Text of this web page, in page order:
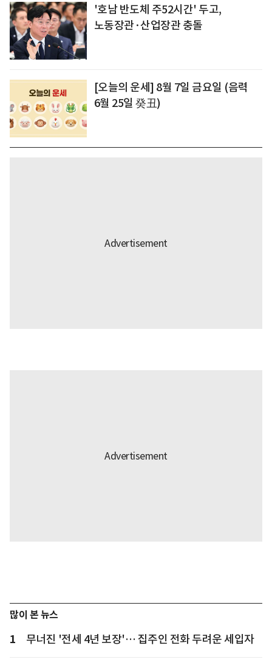
'호남 반도체 주52시간' 두고,
노동장관·산업장관 충돌
[오늘의 운세] 8월 7일 금요일 (음력
6월 25일 癸丑)
많이 본 뉴스
1 무너진 '전세 4년 보장'… 집주인 전화 두려운 세입자